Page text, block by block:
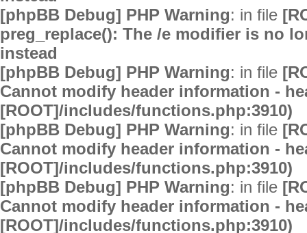
[phpBB Debug] PHP Warning: in file
preg_replace(): The /e modifier is no
instead
[phpBB Debug] PHP Warning: in file
Cannot modify header information -
[ROOT]/includes/functions.php:3910)
[phpBB Debug] PHP Warning: in file
Cannot modify header information -
[ROOT]/includes/functions.php:3910)
[phpBB Debug] PHP Warning: in file
Cannot modify header information -
[ROOT]/includes/functions.php:3910)